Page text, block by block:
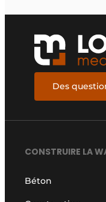
Des
CONSTRUIRE LA
Béton